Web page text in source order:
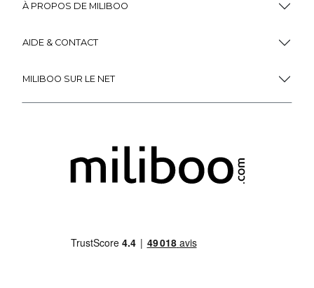
À PROPOS DE MILIBOO
AIDE & CONTACT
MILIBOO SUR LE NET